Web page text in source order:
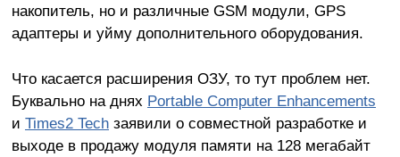
накопитель, но и различные GSM модули, GPS
адаптеры и уйму дополнительного оборудования.
Что касается расширения ОЗУ, то тут проблем нет.
Буквально на днях Portable Computer Enhancements
и Times2 Techзаявили о совместной разработке и
выходе в продажу модуля памяти на 128 мегабайт